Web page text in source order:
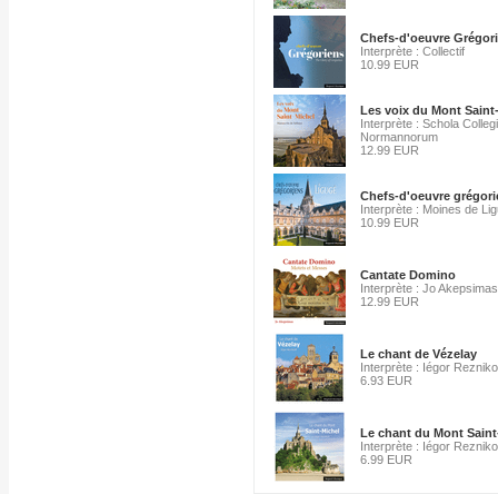
Chefs-d'oeuvre
Interprète : Collectif
10.99 EUR
Les voix du Mont
Interprète : Schola
Normannorum
12.99 EUR
Chefs-d'oeuvre
Interprète : Moines de
10.99 EUR
Cantate Domino
Interprète : Jo Akepsimas
12.99 EUR
Le chant de Vézelay
Interprète : Iégor
6.93 EUR
Le chant du Mont
Interprète : Iégor
6.99 EUR